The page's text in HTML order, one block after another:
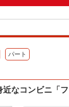
パート
なコンビニ「